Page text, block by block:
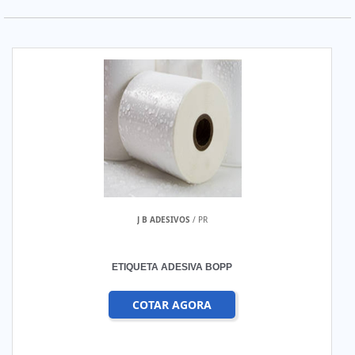
J B ADESIVOS / PR
ETIQUETA ADESIVA BOPP
COTAR AGORA